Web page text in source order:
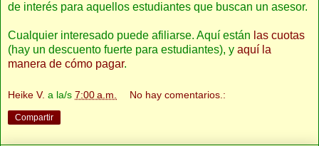
de interés para aquellos estudiantes que buscan un asesor.
Cualquier interesado puede afiliarse. Aquí están las cuotas
(hay un descuento fuerte para estudiantes), y aquí la
manera de cómo pagar.
Heike V. a la/s 7:00 a.m. No hay comentarios.:
Compartir